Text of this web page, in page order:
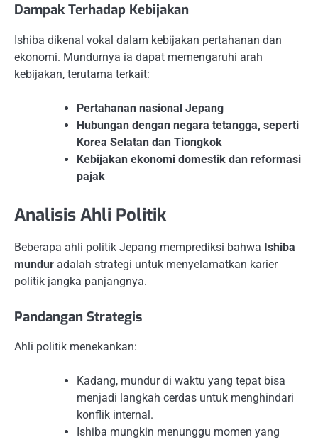
Dampak Terhadap Kebijakan
Ishiba dikenal vokal dalam kebijakan pertahanan dan
ekonomi. Mundurnya ia dapat memengaruhi arah
kebijakan, terutama terkait:
Pertahanan nasional Jepang
Hubungan dengan negara tetangga, seperti
Korea Selatan dan Tiongkok
Kebijakan ekonomi domestik dan reformasi
pajak
Analisis Ahli Politik
Beberapa ahli politik Jepang memprediksi bahwa Ishiba
mundur adalah strategi untuk menyelamatkan karier
politik jangka panjangnya.
Pandangan Strategis
Ahli politik menekankan:
Kadang, mundur di waktu yang tepat bisa
menjadi langkah cerdas untuk menghindari
konflik internal.
Ishiba mungkin menunggu momen yang